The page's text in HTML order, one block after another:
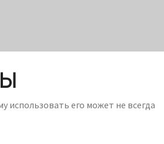
использовать его может не всегда